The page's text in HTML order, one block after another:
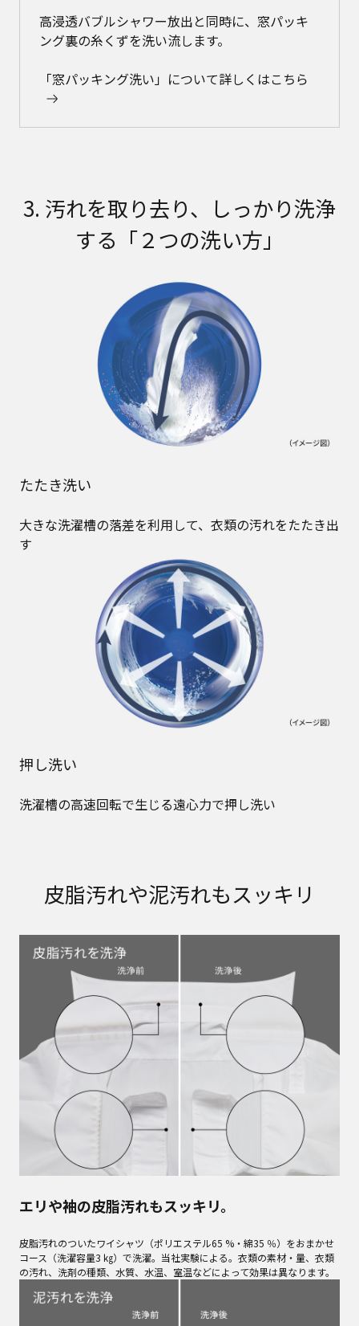
高浸透バブルシャワー放出と同時に、窓パッキ
ング裏の糸くずを洗い流します。
「窓パッキング洗い」について詳しくはこちら
3. 汚れを取り去り、しっかり洗浄
する 「２つの洗い方」
たたき洗い
大きな洗濯槽の落差を利用して、衣類の汚れをたたき出
す
押し洗い
洗濯槽の高速回転で生じる遠心力で押し洗い
皮脂汚れや泥汚れもスッキリ
エリや袖の皮脂汚れもスッキリ。
皮脂汚れのついたワイシャツ（ポリエステル65 %・綿35 ％）をおまかせ
コース（洗濯容量3 ㎏）で洗濯。当社実験による。衣類の素材・量、衣類
の汚れ、洗剤の種類、水質、水温、室温などによって効果は異なります。